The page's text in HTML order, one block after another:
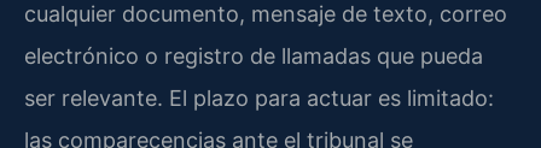
cualquier documento, mensaje de texto, correo
electrónico o registro de llamadas que pueda
ser relevante. El plazo para actuar es limitado:
las comparecencias ante el tribunal se